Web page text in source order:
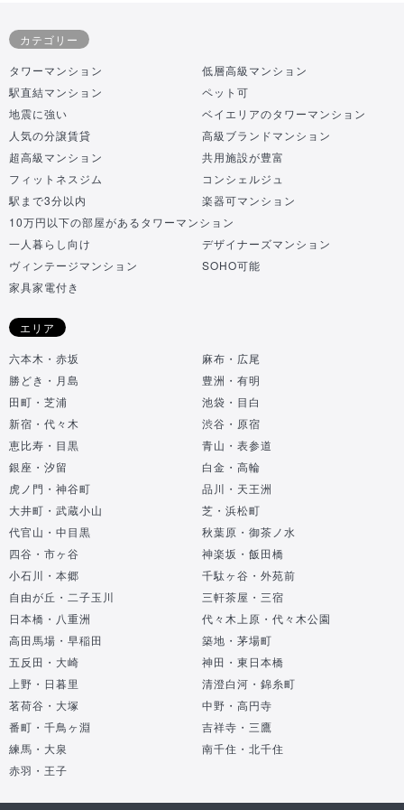
カテゴリー
タワーマンション
低層高級マンション
駅直結マンション
ペット可
地震に強い
ベイエリアのタワーマンション
人気の分譲賃貸
高級ブランドマンション
超高級マンション
共用施設が豊富
フィットネスジム
コンシェルジュ
駅まで3分以内
楽器可マンション
10万円以下の部屋があるタワーマンション
一人暮らし向け
デザイナーズマンション
ヴィンテージマンション
SOHO可能
家具家電付き
エリア
六本木・赤坂
麻布・広尾
勝どき・月島
豊洲・有明
田町・芝浦
池袋・目白
新宿・代々木
渋谷・原宿
恵比寿・目黒
青山・表参道
銀座・汐留
白金・高輪
虎ノ門・神谷町
品川・天王洲
大井町・武蔵小山
芝・浜松町
代官山・中目黒
秋葉原・御茶ノ水
四谷・市ヶ谷
神楽坂・飯田橋
小石川・本郷
千駄ヶ谷・外苑前
自由が丘・二子玉川
三軒茶屋・三宿
日本橋・八重洲
代々木上原・代々木公園
高田馬場・早稲田
築地・茅場町
五反田・大崎
神田・東日本橋
上野・日暮里
清澄白河・錦糸町
茗荷谷・大塚
中野・高円寺
番町・千鳥ヶ淵
吉祥寺・三鷹
練馬・大泉
南千住・北千住
赤羽・王子